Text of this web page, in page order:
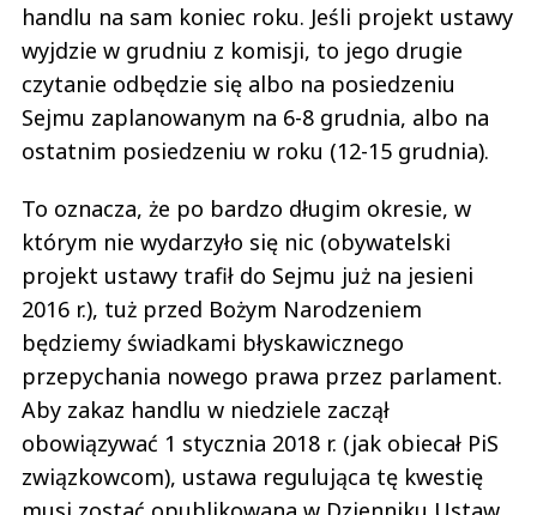
handlu na sam koniec roku. Jeśli projekt ustawy
wyjdzie w grudniu z komisji, to jego drugie
czytanie odbędzie się albo na posiedzeniu
Sejmu zaplanowanym na 6-8 grudnia, albo na
ostatnim posiedzeniu w roku (12-15 grudnia).
To oznacza, że po bardzo długim okresie, w
którym nie wydarzyło się nic (obywatelski
projekt ustawy trafił do Sejmu już na jesieni
2016 r.), tuż przed Bożym Narodzeniem
będziemy świadkami błyskawicznego
przepychania nowego prawa przez parlament.
Aby zakaz handlu w niedziele zaczął
obowiązywać 1 stycznia 2018 r. (jak obiecał PiS
związkowcom), ustawa regulująca tę kwestię